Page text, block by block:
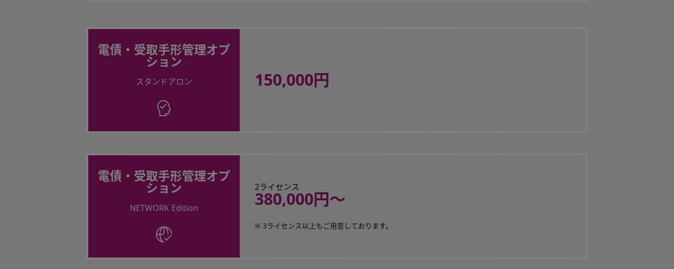
電債・受取手形管理オプ
ション
スタンドアロン 150,000円
電債・受取手形管理オプ
ション
NETWORK Edition
2ライセンス
380,000円〜
※ 3ライセンス以上もご用意しております。